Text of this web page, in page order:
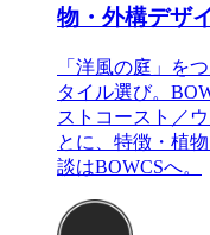
物・外構デザ
「洋風の庭」を
タイル選び。
ストコースト／
とに、特徴・植
談はBOWCSへ。